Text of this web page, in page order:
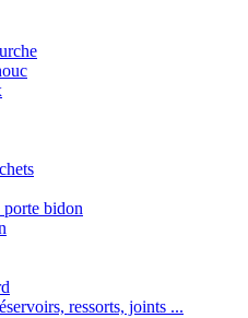
porte bidon
ressorts, joints ...